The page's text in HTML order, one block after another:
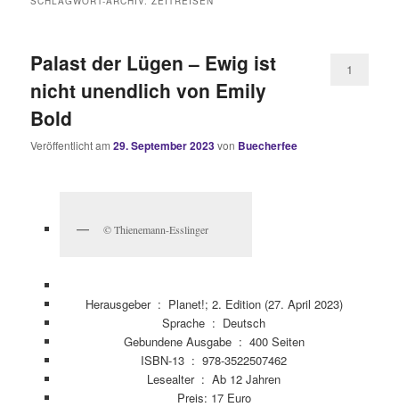
Palast der Lügen – Ewig ist
nicht unendlich von Emily
Bold
Veröffentlicht am29. September 2023von Buecherfee
1
© Thienemann-Esslinger
Herausgeber ‏ : ‎ Planet!; 2. Edition (27. April 2023)
Sprache ‏ : ‎ Deutsch
Gebundene Ausgabe ‏ : ‎ 400 Seiten
ISBN-13 ‏ : ‎978-3522507462
Lesealter ‏ : ‎Ab 12 Jahren
Preis: 17 Euro